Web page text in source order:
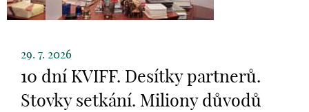
29. 7. 2026
10 dní KVIFF. Desítky partnerů.
Stovky setkání. Miliony důvodů